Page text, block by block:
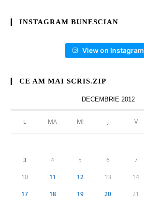
INSTAGRAM BUNESCIAN
View on Instagram
CE AM MAI SCRIS.ZIP
DECEMBRIE 2012
L MA MI J V
3 4 5 6 7
10 11 12 13 14
17 18 19 20 21